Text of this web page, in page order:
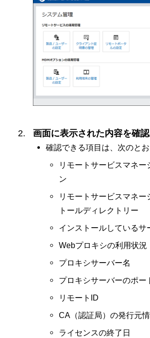
画面に表示された内容を確認
確認できる項目は、次のとお
リモートサービスマネー
ン
リモートサービスマネー
トールディレクトリー
インストールしているサ
Webプロキシの利用状況
プロキシサーバー名
プロキシサーバーのポー
リモートID
CA（認証局）の発行元
ライセンスの終了日